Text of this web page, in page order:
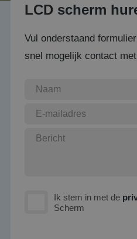
LCD scherm
Vul onderstaand
snel mogelijk contact
Ik stem in met de
Scherm